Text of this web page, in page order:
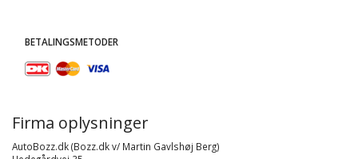
BETALINGSMETODER
Firma oplysninger
AutoBozz.dk (Bozz.dk v/ Martin Gavlshøj Berg)